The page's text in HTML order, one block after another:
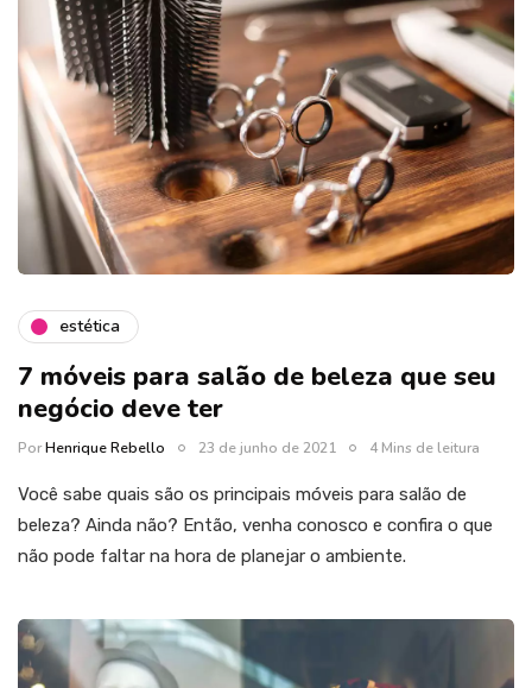
estética
7 móveis para salão de beleza que seu
negócio deve ter
PorHenrique Rebello 23 de junho de 2021 4 Mins de leitura
Você sabe quais são os principais móveis para salão de
beleza? Ainda não? Então, venha conosco e confira o que
não pode faltar na hora de planejar o ambiente.